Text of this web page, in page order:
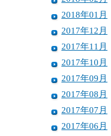
2018年01月
2017年12月
2017年11月
2017年10月
2017年09月
2017年08月
2017年07月
2017年06月